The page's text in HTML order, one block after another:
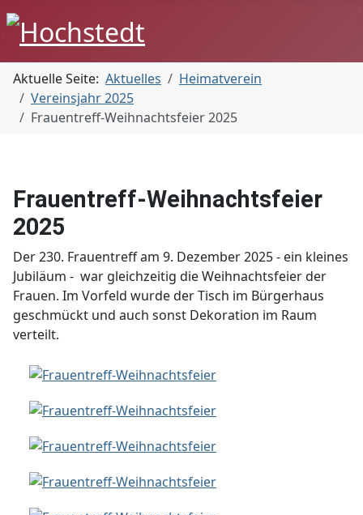
Aktuelle Seite: Aktuelles
Heimatverein
Vereinsjahr 2025
Frauentreff-Weihnachtsfeier 2025
Frauentreff-Weihnachtsfeier
2025
Der 230. Frauentreff am 9. Dezember 2025 - ein kleines
Jubiläum - war gleichzeitig die Weihnachtsfeier der
Frauen. Im Vorfeld wurde der Tisch im Bürgerhaus
geschmückt und auch sonst Dekoration im Raum
verteilt.